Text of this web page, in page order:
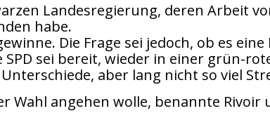
Landesregierung, deren Arbeit
habe.
Die Frage sei jedoch, ob es
sei bereit, wieder in einer grün-
aber lang nicht so viel
Wahl angehen wolle, benannte